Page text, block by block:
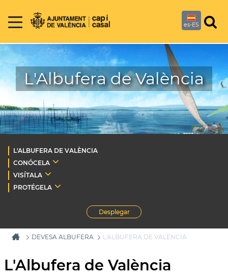
es-ES
L'Albufera de València
L'ALBUFERA DE VALÈNCIA
CONÓCELA
VISÍTALA
PROTÉGELA
Desplegar
DEVESA ALBUFERA L'ALBUFERA DE VALÈNCIA
L'Albufera de València